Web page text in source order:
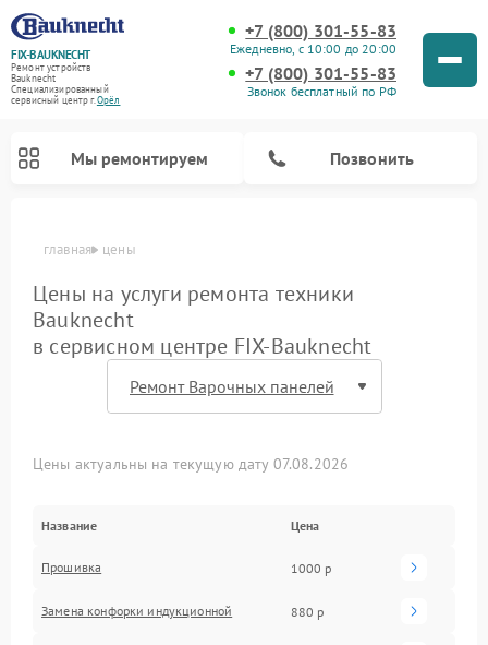
FIX-BAUKNECHT
Ремонт устройств
Bauknecht
Специализированный
cервисный центр г.Орёл
+7 (800) 301-55-83
Ежедневно, с 10:00 до 20:00
+7 (800) 301-55-83
Звонок бесплатный по РФ
Мы ремонтируем Позвонить
главная цены
Цены на услуги ремонта техники
Bauknecht
в сервисном центре FIX-Bauknecht
Цены актуальны на текущую дату 07.08.2026
Название Цена
Прошивка 1000 р
Замена конфорки индукционной 880 р